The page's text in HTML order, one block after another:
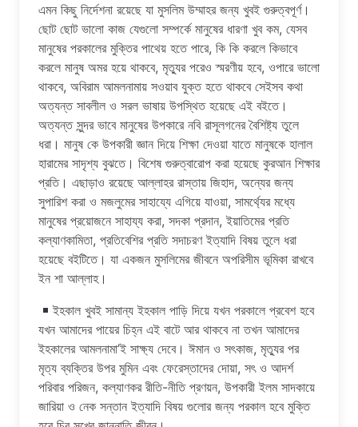
এমন কিছু নির্দেশনা রয়েছে যা মুসলিম উম্মাহর জন্য খুবই গুরুত্বপূর্ণ।
ছোট ছোট ভালো কাজ যেগুলো সম্পর্কে মানুষের ধারণা খুব কম, যেসব
মানুষের পরকালের মুক্তির পাথেয় হতে পারে, কি কি করলে কিভাবে
করলে মানুষ অমর হয়ে থাকবে, মৃত্যুর পরেও স্মরণীয় হবে, ওপারে ভালো
থাকবে, অবিরাম আমলনামায় সওয়াব যুক্ত হতে থাকবে সেইসব কথা
অত্যন্ত সাবলীল ও সরল ভাষায় উপস্থিত হয়েছে এই বইতে।
অত্যন্ত সুন্দর ভাবে মানুষের উপকারে নবি রাসূলগনের বৈশিষ্ট্য তুলে
ধরা। মানুষ কে উপকারী জ্ঞান দিয়ে শিক্ষা দেওয়া যাতে মানুষকে হালাল
হারামের সাদৃশ্য বুঝতে। বিশেষ গুরুত্বারোপ করা হয়েছে কুরআন শিক্ষার
প্রতি। এছাড়াও রয়েছে আল্লাহর রাস্তায় জিহাদ, অন্যের জন্য
সুপারিশ করা ও মজলুমের সাহায্যে এগিয়ে যাওয়া, সামর্থ্যের মধ্যে
মানুষের প্রয়োজনে সাহায্য করা, সদকা প্রদান, ইয়াতিমের প্রতি
কল্যাণকামিতা, প্রতিবেশির প্রতি সদাচরণ ইত্যাদি বিষয় তুলে ধরা
হয়েছে বইটিতে। যা একজন মুসলিমের জীবনে অপরিসীম ভূমিকা রাখবে
ইন শা আল্লাহ।
ইহকাল খুবই সামান্য ইহকাল পাড়ি দিয়ে যখন পরকালে প্রবেশ হবে
যখন আমাদের পায়ের চিহ্ন এই বাটে আর থাকবে না তখন আমাদের
ইহকালের আমলনামা’ই সাক্ষ্য দেবে। ঈমান ও সৎকাজ, মৃত্যুর পর
মৃত্য ব্যক্তির উপর মুমিন এবং ফেরেস্তাদের দোয়া, সৎ ও আদর্শ
পরিবার পরিজন, কল্যাণকর রীতি-নীতি প্রণয়ন, উপকারী ইলম সাদকায়ে
জারিয়া ও নেক সন্তান ইত্যাদি বিষয় গুলোর জন্য পরকাল হবে মুক্তি